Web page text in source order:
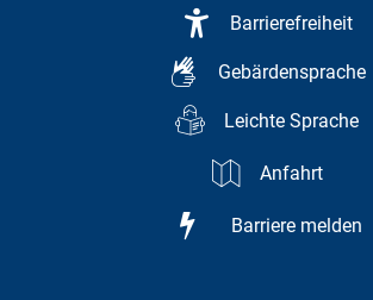
Barrierefreiheit
Gebärdensprache
Leichte Sprache
Anfahrt
Barriere melden